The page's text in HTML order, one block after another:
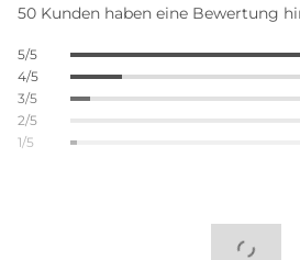
50 Kunden haben eine Bewertung
5/5
4/5
3/5
2/5
1/5